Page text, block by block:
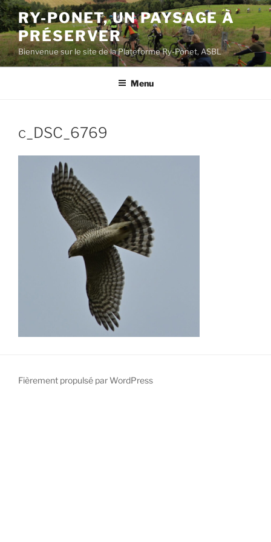
Aller
au
contenu
principal
RY-PONET, UN PAYSAGE À
PRÉSERVER
Bienvenue sur le site de la Plateforme Ry-Ponet, ASBL
Menu
c_DSC_6769
Fièrement propulsé par WordPress